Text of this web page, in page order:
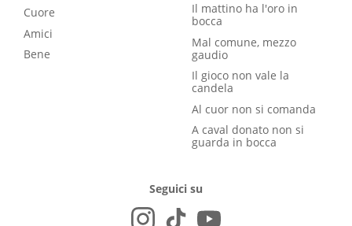
Cuore
Amici
Bene
Il mattino ha l'oro in
bocca
Mal comune, mezzo
gaudio
Il gioco non vale la
candela
Al cuor non si comanda
A caval donato non si
guarda in bocca
Seguici su